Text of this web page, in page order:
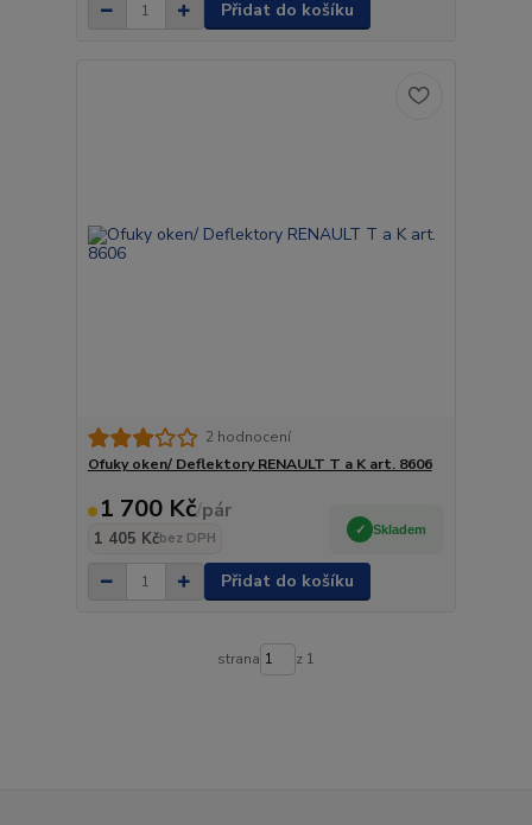
Přidat do košíku
2 hodnocení
Ofuky oken/ Deflektory RENAULT T a K art. 8606
1 700 Kč/pár
1 405 Kčbez DPH
Skladem
Přidat do košíku
strana z 1